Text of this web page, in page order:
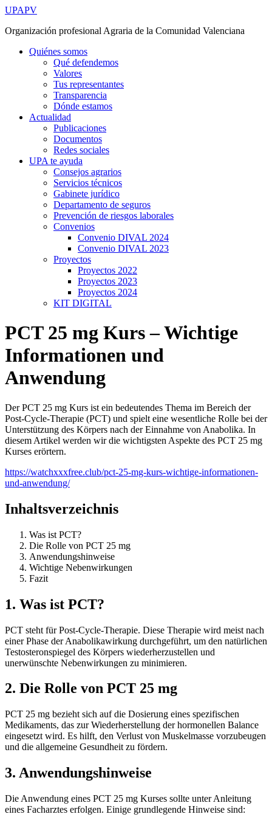
Ir
contenido
UPAPV
Organización profesional Agraria de la Comunidad Valenciana
Quiénes somos
Qué defendemos
Valores
Tus representantes
Transparencia
Dónde estamos
Actualidad
Publicaciones
Documentos
Redes sociales
UPA te ayuda
Consejos agrarios
Servicios técnicos
Gabinete jurídico
Departamento de seguros
Prevención de riesgos laborales
Convenios
Convenio DIVAL 2024
Convenio DIVAL 2023
Proyectos
Proyectos 2022
Proyectos 2023
Proyectos 2024
KIT DIGITAL
PCT 25 mg Kurs – Wichtige
Informationen und
Anwendung
Der PCT 25 mg Kurs ist ein bedeutendes Thema im Bereich der
Post-Cycle-Therapie (PCT) und spielt eine wesentliche Rolle bei der
Unterstützung des Körpers nach der Einnahme von Anabolika. In
diesem Artikel werden wir die wichtigsten Aspekte des PCT 25 mg
Kurses erörtern.
https://watchxxxfree.club/pct-25-mg-kurs-wichtige-informationen-
und-anwendung/
Inhaltsverzeichnis
Was ist PCT?
Die Rolle von PCT 25 mg
Anwendungshinweise
Wichtige Nebenwirkungen
Fazit
1. Was ist PCT?
PCT steht für Post-Cycle-Therapie. Diese Therapie wird meist nach
einer Phase der Anabolikawirkung durchgeführt, um den natürlichen
Testosteronspiegel des Körpers wiederherzustellen und
unerwünschte Nebenwirkungen zu minimieren.
2. Die Rolle von PCT 25 mg
PCT 25 mg bezieht sich auf die Dosierung eines spezifischen
Medikaments, das zur Wiederherstellung der hormonellen Balance
eingesetzt wird. Es hilft, den Verlust von Muskelmasse vorzubeugen
und die allgemeine Gesundheit zu fördern.
3. Anwendungshinweise
Die Anwendung eines PCT 25 mg Kurses sollte unter Anleitung
eines Facharztes erfolgen. Einige grundlegende Hinweise sind: